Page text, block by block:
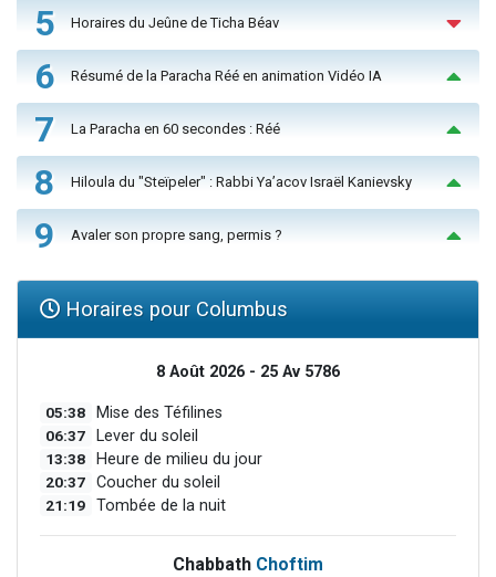
5 Horaires du Jeûne de Ticha Béav
6 Résumé de la Paracha Réé en animation Vidéo IA
7 La Paracha en 60 secondes : Réé
8 Hiloula du "Steïpeler" : Rabbi Ya’acov Israël Kanievsky
9 Avaler son propre sang, permis ?
Horaires pour Columbus
8 Août 2026 - 25 Av 5786
05:38 Mise des Téfilines
06:37 Lever du soleil
13:38 Heure de milieu du jour
20:37 Coucher du soleil
21:19 Tombée de la nuit
Chabbath Choftim